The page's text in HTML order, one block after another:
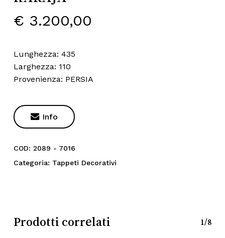
€ 3.200,00
Lunghezza: 435
Larghezza: 110
Provenienza: PERSIA
Info
COD: 2089 - 7016
Categoria: Tappeti Decorativi
Prodotti correlati 1/8